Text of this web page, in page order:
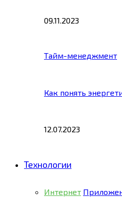
09.11.2023
Тайм-менеджмент
Как понять
12.07.2023
Технологии
Интернет